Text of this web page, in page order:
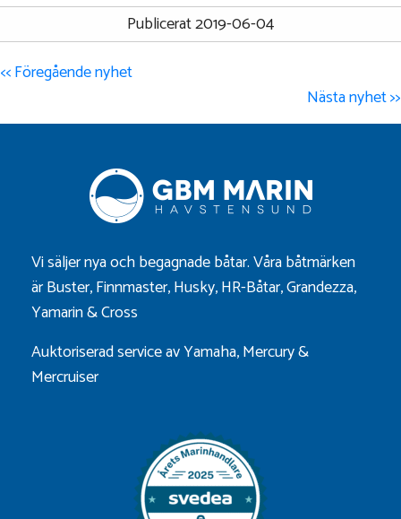
Publicerat 2019-06-04
<< Föregående nyhet
Nästa nyhet >>
Vi säljer nya och begagnade båtar. Våra båtmärken
ärBuster,Finnmaster,Husky,HR-Båtar,Grandezza,
Yamarin&Cross
Auktoriserad service av Yamaha, Mercury &
Mercruiser